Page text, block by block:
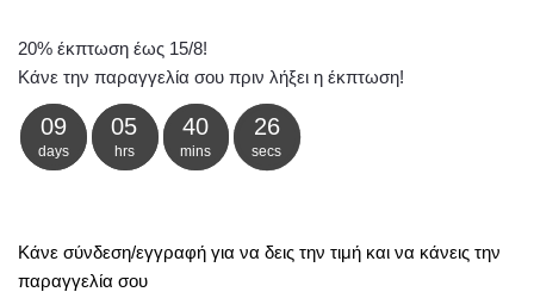
20% έκπτωση έως 15/8!
Κάνε την παραγγελία σου πριν λήξει η έκπτωση!
09
days
05
hrs
40
mins
25
secs
Κάνε σύνδεση/εγγραφή για να δεις την τιμή και να κάνεις την
παραγγελία σου